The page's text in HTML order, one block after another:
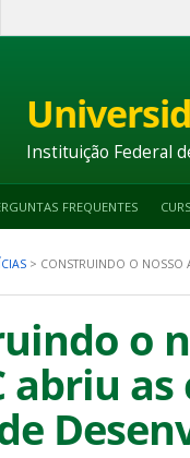
para
2
Ir
Instituição Federal
FREQUENTES
> CONSTRUINDO O NOSSO
o
abriu